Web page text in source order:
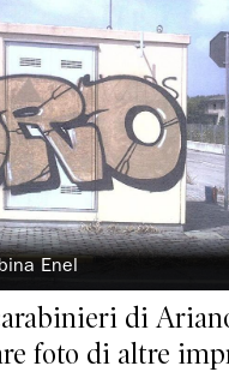
Enel
di
foto di altre